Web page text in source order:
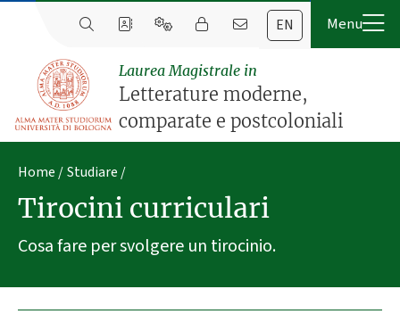
EN
Laurea Magistrale in
Letterature moderne,
comparate e postcoloniali
Home Studiare
Tirocini curriculari
Cosa fare per svolgere un tirocinio.